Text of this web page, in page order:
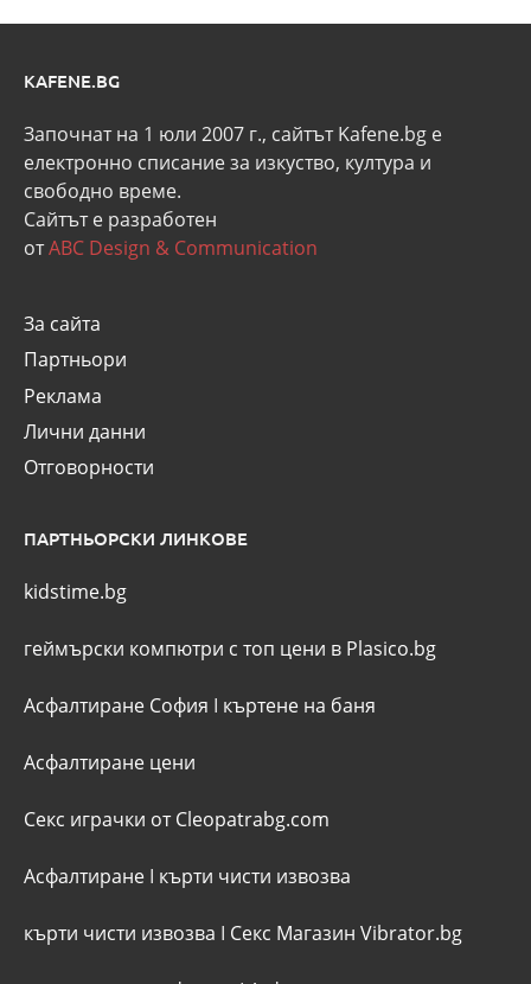
KAFENE.BG
Започнат на 1 юли 2007 г., сайтът Kafene.bg e
eлектронно списание за изкуство, култура и
свободно време.
Сайтът е разработен
отABC Design & Communication
За сайта
Партньори
Реклама
Лични данни
Отговорности
ПАРТНЬОРСКИ ЛИНКОВЕ
kidstime.bg
геймърски компютри с топ цени в Plasico.bg
Асфалтиране София I къртене на баня
Асфалтиране цени
Секс играчки от Cleopatrabg.com
Асфалтиране I кърти чисти извозва
кърти чисти извозва I Секс Магазин Vibrator.bg